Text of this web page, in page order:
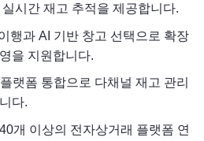
시간 재고 추적을 제공합니다.
행과 AI 기반 창고 선택으로 확장
을 지원합니다.
랫폼 통합으로 다채널 재고 관리
다.
개 이상의 전자상거래 플랫폼 연